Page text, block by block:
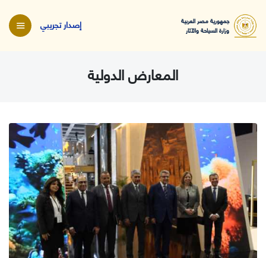
جمهورية مصر العربية
وزارة السياحة والآثار
إصدار تجريبي
المعارض الدولية